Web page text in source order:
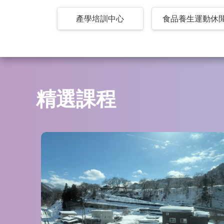
產學培訓中心 食品養生運動休
精選課程